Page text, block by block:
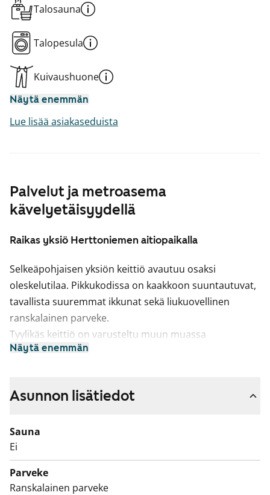
Palvelut ja metroasema
kävelyetäisyydellä
Raikas yksiö Herttoniemen aitiopaikalla
Selkeäpohjaisen yksiön keittiö avautuu osaksi
oleskelutilaa. Pikkukodissa on kaakkoon suuntautuvat,
tavallista suuremmat ikkunat sekä liukuovellinen
ranskalainen parveke.
Tyylikäs keittiö on varusteltu muun muassa
itsepuhdistavalla pyrolyysiuunilla, mikrolla ja
vaatehuoltokeskus, sillä siellä on peseytymisen lisäksi
Vaatteita voit säilyttää eteisen peililiukuovellisessa Elfa-
komerossa ja lisää säilytystilaa on olohuoneen
yläkaapeissa.
Olisiko tässä uusi elämäsi vuokrakoti? Tulehan
Näytä enemmän
Talosauna
Talopesula
Kuivaushuone
Näytä enemmän
Lue lisää asiakaseduista
Asunnon lisätiedot
Sauna
Ei
Parveke
Ranskalainen parveke